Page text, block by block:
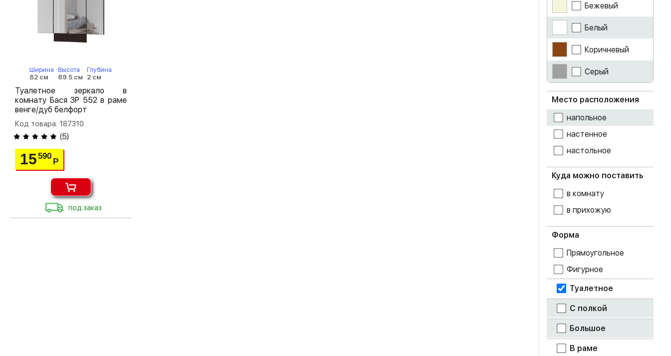
Ширина
82 см
Высота
89.5 см
Глубина
2 см
Туалетное зеркало в
комнату Бася ЗР 552 в раме
венге/дуб белфорт
Код товара: 187310
(5)
15590
Р
под заказ
венге
гикори рокфорд
дуб беленый
дуб белфорт
дуб золотой
крафт
дуб каньон
дуб крафт белый
дуб крафт серый
дуб крафт
дуб юкон
лоредо
метрополитан
грей
орех донской
Бежевый
Белый
Коричневый
Серый
Место расположения
напольное
настенное
настольное
Куда можно поставить
в комнату
в прихожую
Форма
Прямоугольное
Фигурное
Туалетное
С полкой
Большое
В раме